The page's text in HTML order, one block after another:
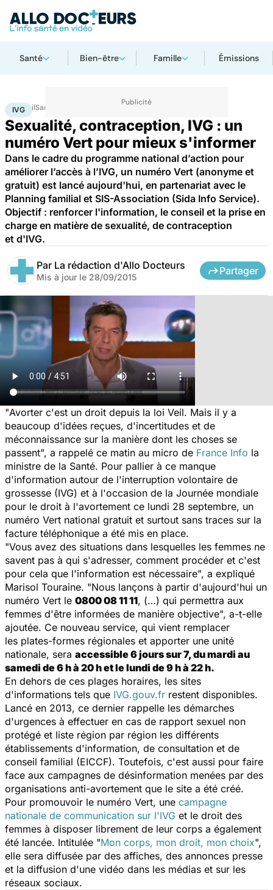
Santé Bien-être Famille Émissions
AccueilSanté Santé publiqueIVG
IVG
Sexualité, contraception, IVG : un
numéro Vert pour mieux s'informer
Dans le cadre du programme national d’action pour
améliorer l’accès à l’IVG, un numéro Vert (anonyme et
gratuit) est lancé aujourd'hui, en partenariat avec le
Planning familial et SIS-Association (Sida Info Service).
Objectif : renforcer l'information, le conseil et la prise en
charge en matière de sexualité, de contraception
et d'IVG.
Par La rédaction d'Allo Docteurs
Mis à jour le 28/09/2015
Partager
"Avorter c'est un droit depuis la loi Veil. Mais il y a
beaucoup d'idées reçues, d'incertitudes et de
méconnaissance sur la manière dont les choses se
passent", a rappelé ce matin au micro de France Info la
ministre de la Santé. Pour pallier à ce manque
d'information autour de l'interruption volontaire de
grossesse (IVG) et à l'occasion de la Journée mondiale
pour le droit à l'avortement ce lundi 28 septembre, un
numéro Vert national gratuit et surtout sans traces sur la
facture téléphonique a été mis en place.
"Vous avez des situations dans lesquelles les femmes ne
savent pas à qui s'adresser, comment procéder et c'est
pour cela que l'information est nécessaire", a expliqué
Marisol Touraine. "Nous lançons à partir d'aujourd'hui un
numéro Vert le 0800 08 11 11, (…) qui permettra aux
femmes d'être informées de manière objective", a-t-elle
ajoutée. Ce nouveau service, qui vient remplacer
les plates-formes régionales et apporter une unité
nationale, sera accessible 6 jours sur 7, du mardi au
samedi de 6 h à 20 h et le lundi de 9 h à 22 h.
En dehors de ces plages horaires, les sites
d'informations tels que IVG.gouv.fr restent disponibles.
Lancé en 2013, ce dernier rappelle les démarches
d'urgences à effectuer en cas de rapport sexuel non
protégé et liste région par région les différents
établissements d'information, de consultation et de
conseil familial (EICCF). Toutefois, c'est aussi pour faire
face aux campagnes de désinformation menées par des
organisations anti-avortement que le site a été créé.
Pour promouvoir le numéro Vert, une campagne
nationale de communication sur l'IVG et le droit des
femmes à disposer librement de leur corps a également
été lancée. Intitulée "Mon corps, mon droit, mon choix",
elle sera diffusée par des affiches, des annonces presse
et la diffusion d'une vidéo dans les médias et sur les
réseaux sociaux.